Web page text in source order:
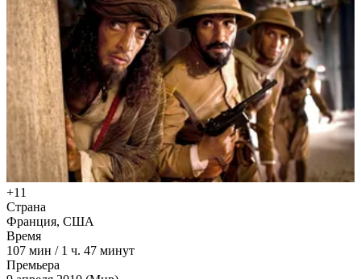
+11
Страна
Франция, США
Время
107 мин / 1 ч. 47 минут
Премьера